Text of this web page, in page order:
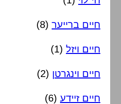
חיים ברייער (8)
חיים ויזל (1)
חיים וינגרטן (2)
חיים זיידע (6)